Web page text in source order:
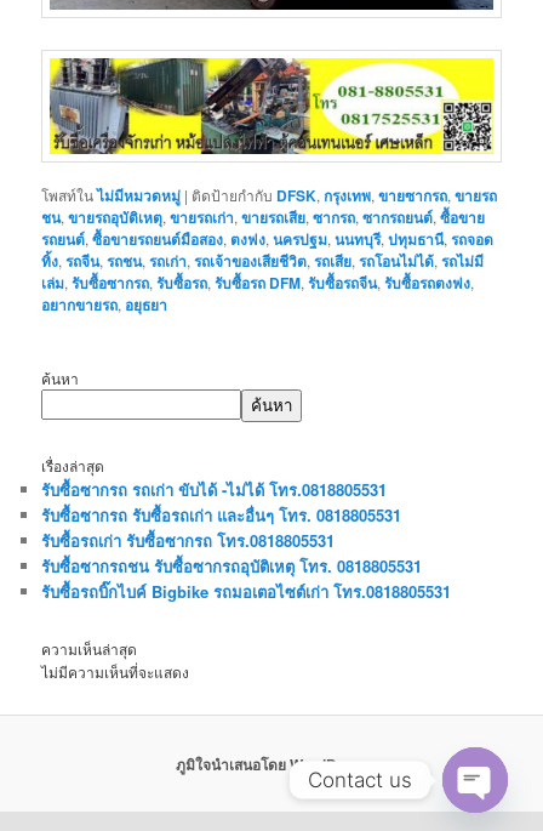
โพสท์ในไม่มีหมวดหมู่ | ติดป้ายกำกับ DFSK,กรุงเทพ,ขายซากรถ,ขายรถ
ชน,ขายรถอุบัติเหตุ,ขายรถเก่า,ขายรถเสีย,ซากรถ,ซากรถยนต์,ซื้อขาย
รถยนต์,ซื้อขายรถยนต์มือสอง,ตงฟง,นครปฐม,นนทบุรี,ปทุมธานี,รถจอด
ทิ้ง,รถจีน,รถชน,รถเก่า,รถเจ้าของเสียชีวิต,รถเสีย,รถโอนไม่ได้,รถไม่มี
เล่ม,รับซื้อซากรถ,รับซื้อรถ,รับซื้อรถ DFM,รับซื้อรถจีน,รับซื้อรถตงฟง,
อยากขายรถ, อยุธยา
ค้นหา
ค้นหา
เรื่องล่าสุด
รับซื้อซากรถ รถเก่า ขับได้ -ไม่ได้ โทร.0818805531
รับซื้อซากรถ รับซื้อรถเก่า และอื่นๆ โทร. 0818805531
รับซื้อรถเก่า รับซื้อซากรถ โทร.0818805531
รับซื้อซากรถชน รับซื้อซากรถอุบัติเหตุ โทร. 0818805531
รับซื้อรถบิ๊กไบค์ Bigbike รถมอเตอไซต์เก่า โทร.0818805531
ความเห็นล่าสุด
ไม่มีความเห็นที่จะแสดง
ภูมิใจนำเสนอโดย WordPress
Contact us